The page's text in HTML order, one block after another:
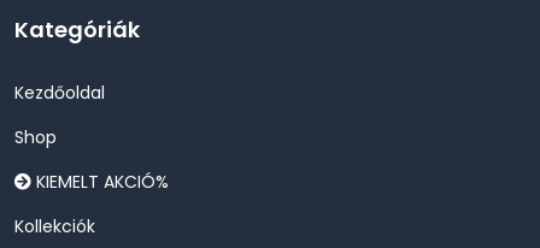
Kategóriák
Kezdőoldal
Shop
KIEMELT AKCIÓ%
Kollekciók